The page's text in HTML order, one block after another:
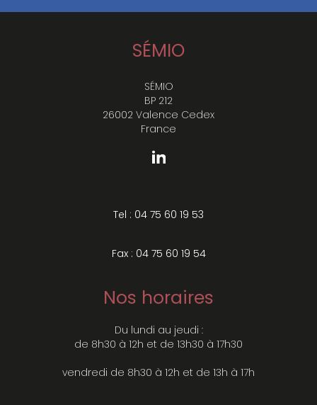
SÉMIO
SÉMIO
BP 212
26002 Valence Cedex
France
Tel : 04 75 60 19 53
Fax : 04 75 60 19 54
Nos horaires
Du lundi au jeudi :
de 8h30 à 12h et de 13h30 à 17h30
vendredi de 8h30 à 12h et de 13h à 17h